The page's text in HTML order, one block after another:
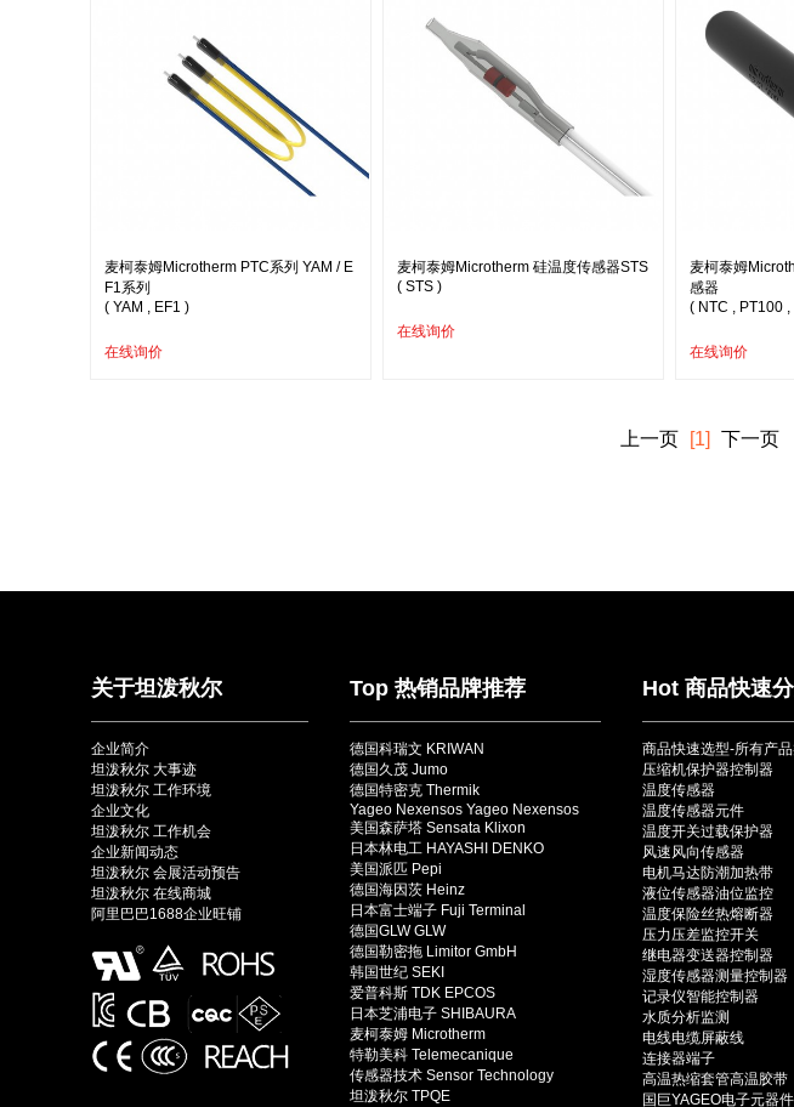
麦柯泰姆Microtherm PTC系列 YAM / E
F1系列
( YAM , EF1 )
在线询价
麦柯泰姆Microtherm 硅温度传感器STS
( STS )
在线询价
麦柯泰姆
感器
( NTC , PT100
在线询价
上一页 [1] 下一页
关于坦泼秋尔
企业简介
坦泼秋尔 大事迹
坦泼秋尔 工作环境
企业文化
坦泼秋尔 工作机会
企业新闻动态
坦泼秋尔 会展活动预告
坦泼秋尔 在线商城
阿里巴巴1688企业旺铺
Top 热销品牌推荐
德国科瑞文 KRIWAN
德国久茂 Jumo
德国特密克 Thermik
Yageo Nexensos Yageo Nexensos
美国森萨塔 Sensata Klixon
日本林电工 HAYASHI DENKO
美国派匹 Pepi
德国海因茨 Heinz
日本富士端子 Fuji Terminal
德国GLW GLW
德国勒密拖 Limitor GmbH
韩国世纪 SEKI
爱普科斯 TDK EPCOS
日本芝浦电子 SHIBAURA
麦柯泰姆 Microtherm
特勒美科 Telemecanique
传感器技术 Sensor Technology
坦泼秋尔 TPQE
Hot 商品快速
商品快速选型-所有产
压缩机保护器控制器
温度传感器
温度传感器元件
温度开关过载保护器
风速风向传感器
电机马达防潮加热带
液位传感器油位监控
温度保险丝热熔断器
压力压差监控开关
继电器变送器控制器
湿度传感器测量控制器
记录仪智能控制器
水质分析监测
电线电缆屏蔽线
连接器端子
高温热缩套管高温胶带
国巨YAGEO电子元器件